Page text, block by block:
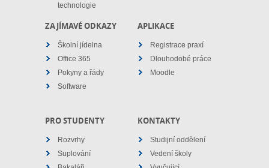
technologie
ZAJÍMAVÉ ODKAZY
Školní jídelna
Office 365
Pokyny a řády
Software
APLIKACE
Registrace praxí
Dlouhodobé práce
Moodle
PRO STUDENTY
Rozvrhy
Suplování
KONTAKTY
Studijní oddělení
Vedení školy